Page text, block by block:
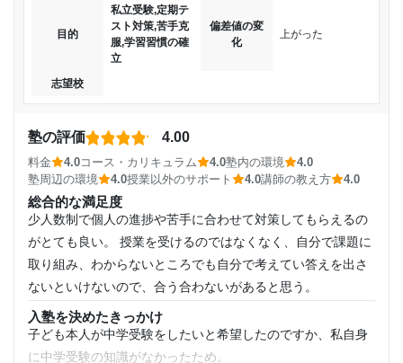
もいえません。5教科ありました。
講師の教え方
課題や授業態度が真面目だったようで、成績が下がっても優
らないので、特に不便とか便利とかお答えできません
塾周辺の環境
駅からも近く、人通りもまぁまぁ多いので、治安はよく、安
心して通わせることができたと思いました
授業以外のサポート
(相談・面談、家庭学習のサポート、授業以外のコミュニケーション等)
定期的に面談はありましたが、いつも頑張っています、とい
った感じでした。次の夏期講習などの予約をしなければなら
利用詳細
通塾期間
目的
私立受験,定期テ
スト対策,苦手克
服,学習習慣の確
立
偏差値の変
化
上がった
志望校
塾の評価 4.00
料金 4.0コース・カリキュラム 4.0塾内の環境
4.0
塾周辺の環境
4.0授業以外のサポート 4.0講師の教え方 4.0
総合的な満足度
少人数制で個人の進捗や苦手に合わせて対策してもらえるの
がとても良い。 授業を受けるのではなくなく、自分で課題に
取り組み、わからないところでも自分で考えてい答えを出さ
ないといけないので、合う合わないがあると思う。
入塾を決めたきっかけ
子ども本人が中学受験をしたいと希望したのですか、私自身
に中学受験の知識がなかったため。